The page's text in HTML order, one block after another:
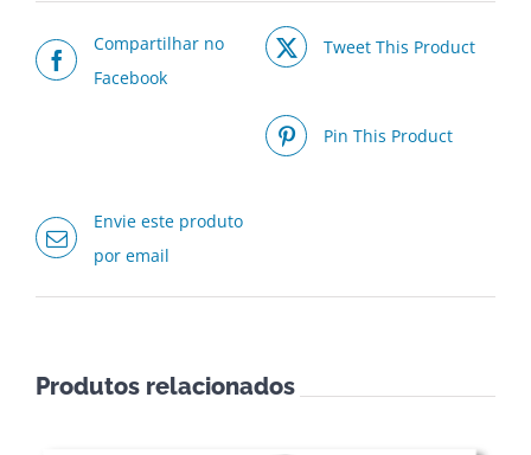
Compartilhar no
Facebook
Tweet This Product
Pin This Product
Envie este produto
por email
Produtos relacionados